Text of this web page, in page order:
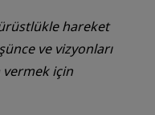
hareket
ve vizyonları
vermek için